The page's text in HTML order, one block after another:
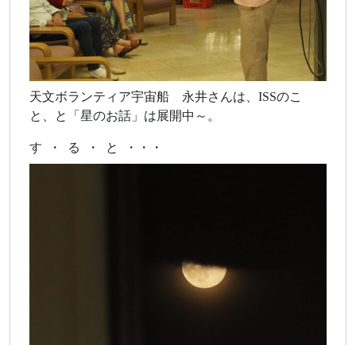
天文ボランティア宇宙船 永井さんは、ISSのこ
と、と「星のお話」は展開中～。
す ・ る ・ と ・・・